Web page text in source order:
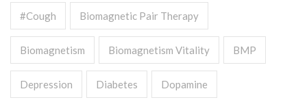
#cough Biomagnetic Pair Therapy
Biomagnetism Biomagnetism Vitality BMP
Depression Diabetes Dopamine